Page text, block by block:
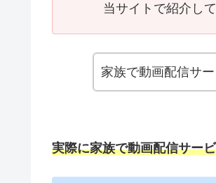
当サイトで紹介し
家族で動画配信サ
実際に家族で動画配信サー